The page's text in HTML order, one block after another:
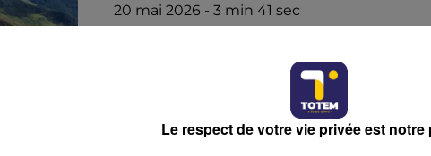
20 mai 2026 - 3 min 41 sec
Ecoutez sur Totem l'information dans le
de Brioude et Issoire avec les reportages de
journalistes sur le terrain .
Le respect de votre vie privée est notre